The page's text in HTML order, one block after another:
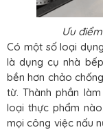
Ưu
Có một số loại
là dụng cụ nhà
bền hơn chảo
từ. Thành phần
loại thực phẩm
mọi công việc nấu